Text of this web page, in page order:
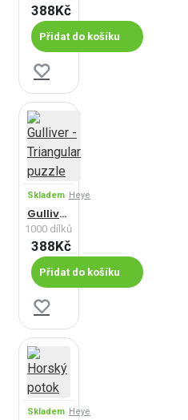
388Kč
Přidat do košíku
Skladem Heye
Gulliver - Triangular puzzle
1000 dílků
388Kč
Přidat do košíku
Skladem Heye